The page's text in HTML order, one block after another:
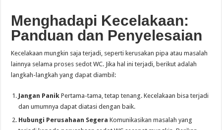
Menghadapi Kecelakaan:
Panduan dan Penyelesaian
Kecelakaan mungkin saja terjadi, seperti kerusakan pipa atau masalah
lainnya selama proses sedot WC. Jika hal ini terjadi, berikut adalah
langkah-langkah yang dapat diambil:
Jangan Panik Pertama-tama, tetap tenang. Kecelakaan bisa terjadi
dan umumnya dapat diatasi dengan baik.
Hubungi Perusahaan Segera Komunikasikan masalah yang